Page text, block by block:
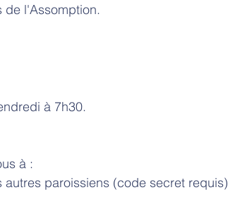
de l'Assomption.
à 7h30.
à :
paroissiens (code secret requis)